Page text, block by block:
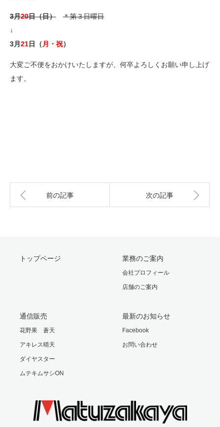
3月20日（日）
＊第３日曜日
↓
3月 21日（ 月・祝）
大変ご不便をおかけいたしますが、何卒よろしくお願い申し上げ
ます。
前の記事 次の記事
トップページ 業務のご案内
会社プロフィール
店舗のご案内
通信販売
花野果 蒼天
アキレス晴天
ダイヤスター
ムテキムサシON
最新のお知らせ
Facebook
お問い合わせ